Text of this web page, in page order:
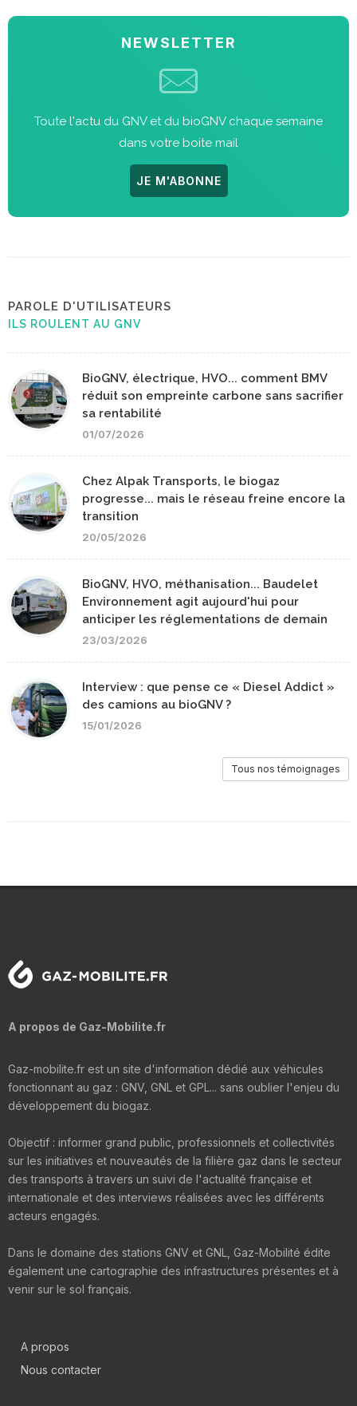
NEWSLETTER
Toute l'actu du GNV et du bioGNV chaque semaine
dans votre boite mail
JE M'ABONNE
PAROLE D'UTILISATEURS
ILS ROULENT AU GNV
BioGNV, électrique, HVO... comment BMV
réduit son empreinte carbone sans sacrifier
sa rentabilité
01/07/2026
Chez Alpak Transports, le biogaz
progresse... mais le réseau freine encore la
transition
20/05/2026
BioGNV, HVO, méthanisation... Baudelet
Environnement agit aujourd'hui pour
anticiper les réglementations de demain
23/03/2026
Interview : que pense ce « Diesel Addict »
des camions au bioGNV ?
15/01/2026
Tous nos témoignages
A propos de Gaz-Mobilite.fr
Gaz-mobilite.fr est un site d'information dédié aux véhicules
fonctionnant au gaz : GNV, GNL et GPL... sans oublier l'enjeu du
développement du biogaz.
Objectif : informer grand public, professionnels et collectivités
sur les initiatives et nouveautés de la filière gaz dans le secteur
des transports à travers un suivi de l'actualité française et
internationale et des interviews réalisées avec les différents
acteurs engagés.
Dans le domaine des stations GNV et GNL, Gaz-Mobilité édite
également une cartographie des infrastructures présentes et à
venir sur le sol français.
A propos
Nous contacter